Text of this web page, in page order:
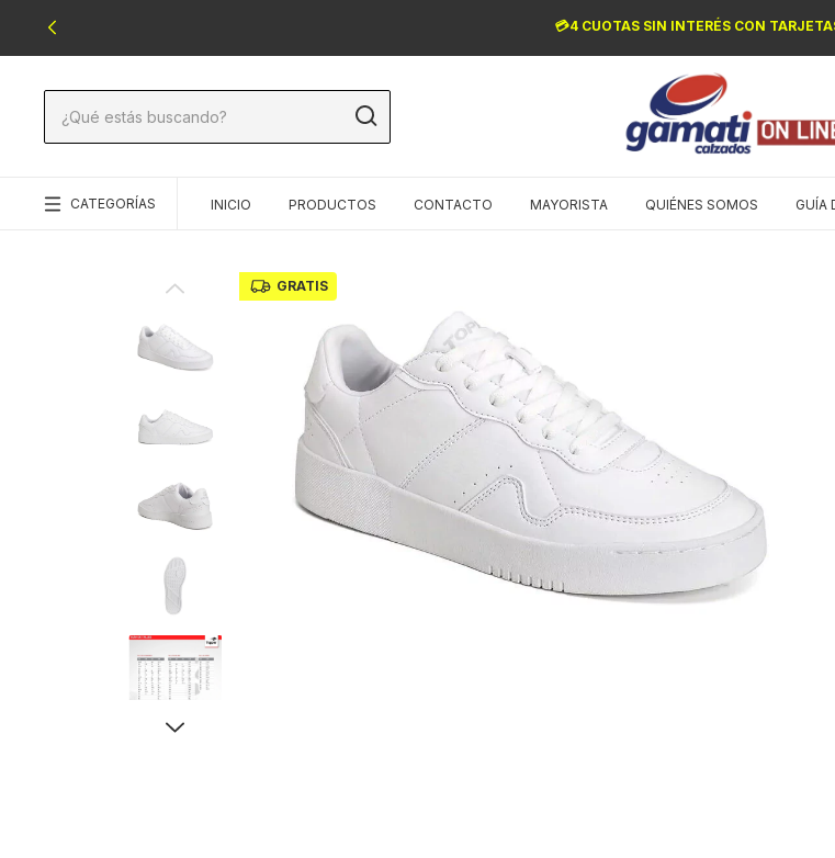
💳4 CUOTAS SIN INTERÉS CON
CATEGORÍAS INICIO PRODUCTOS CONTACTO MAYORISTA QUIÉNES SOMOS GUÍA
GRATIS